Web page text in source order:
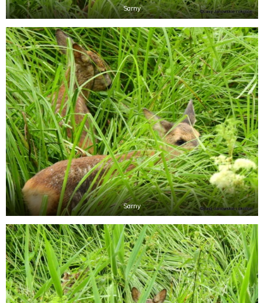
Sarny
Sarny